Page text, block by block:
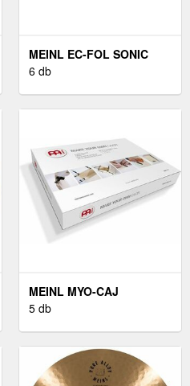
MEINL EC-FOL SONIC
ENERGY
6 db
MEINL MYO-CAJ
5 db